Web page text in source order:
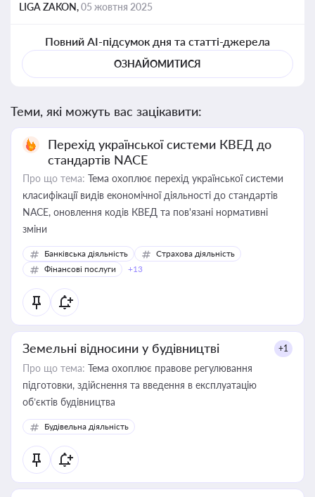
LIGA ZAKON,05 жовтня 2025
Повний AI-підсумок дня та статті-джерела
ОЗНАЙОМИТИСЯ
Теми, які можуть вас зацікавити:
Перехід української системи КВЕД до
стандартів NACE
Про що тема: Тема охоплює перехід української системи
класифікації видів економічної діяльності до стандартів
NACE, оновлення кодів КВЕД та пов'язані нормативні
зміни
Банківська діяльність
Страхова діяльність
Фінансові послуги
+13
Земельні відносини у будівництві +1
Про що тема: Тема охоплює правове регулювання
підготовки, здійснення та введення в експлуатацію
об’єктів будівництва
Будівельна діяльність